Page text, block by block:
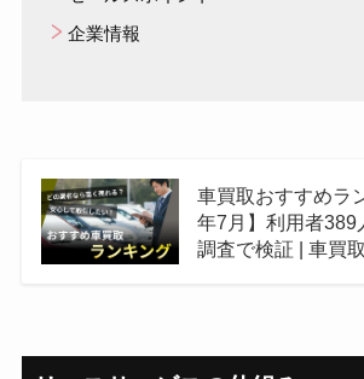
企業情報
車買取おすすめラ
年7月】利用者389
調査で検証 | 車買